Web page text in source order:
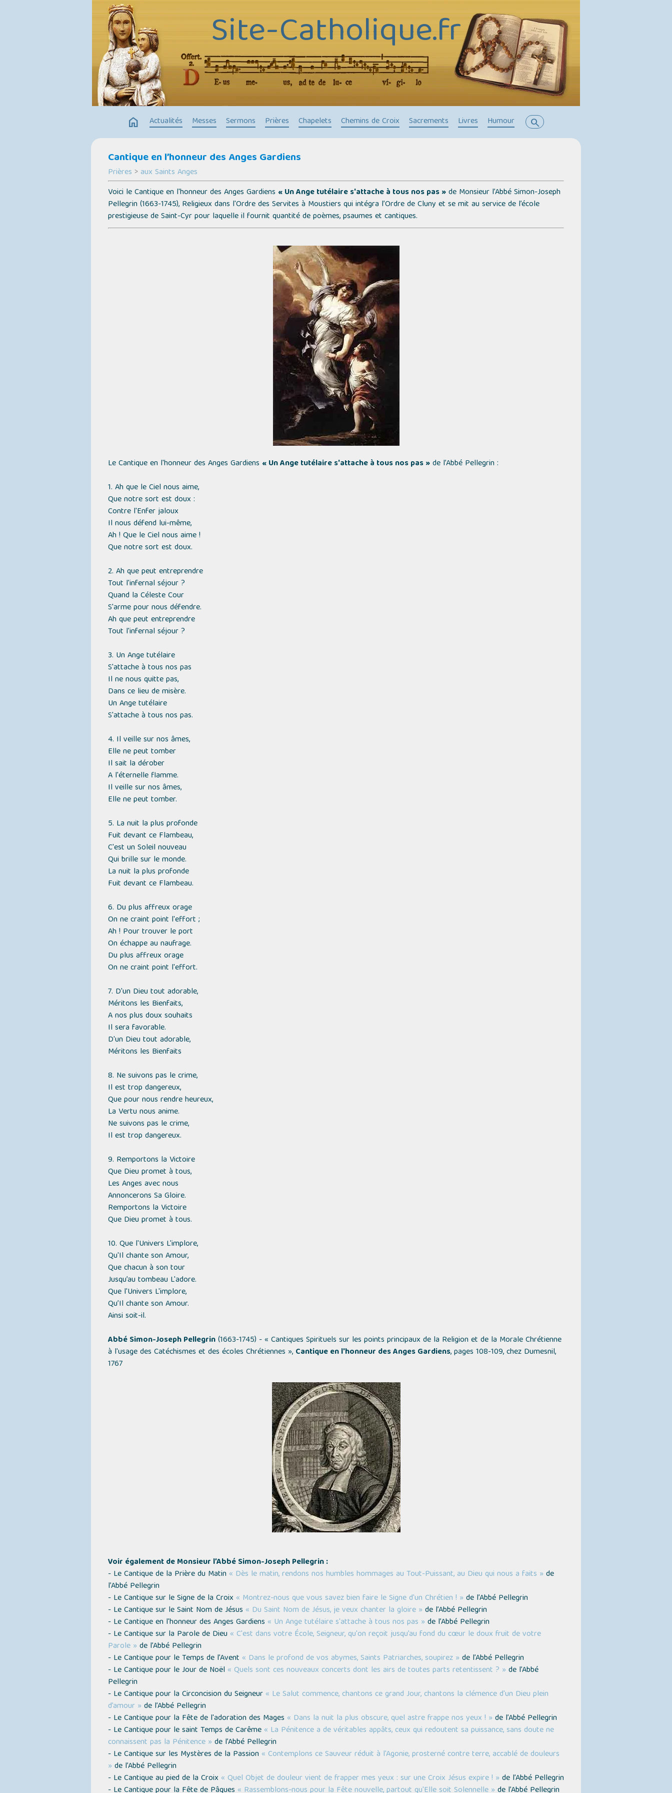
Site-Catholique.fr
home Actualités Messes Sermons Prières Chapelets Chemins de Croix Sacrements Livres Humour search
Cantique en l’honneur des Anges Gardiens
Prières > aux Saints Anges
Voici le Cantique en l'honneur des Anges Gardiens « Un Ange tutélaire s'attache à tous nos pas »de Monsieur l’Abbé Simon-Joseph
Pellegrin (1663-1745), Religieux dans l'Ordre des Servites à Moustiers qui intégra l’Ordre de Cluny et se mit au service de l’école
prestigieuse de Saint-Cyr pour laquelle il fournit quantité de poèmes, psaumes et cantiques.
Le Cantique en l'honneur des Anges Gardiens « Un Ange tutélaire s'attache à tous nos pas »de l’Abbé Pellegrin :
1. Ah que le Ciel nous aime,
Que notre sort est doux :
Contre l'Enfer jaloux
Il nous défend lui-même,
Ah ! Que le Ciel nous aime !
Que notre sort est doux.
2. Ah que peut entreprendre
Tout l'infernal séjour ?
Quand la Céleste Cour
S'arme pour nous défendre.
Ah que peut entreprendre
Tout l'infernal séjour ?
3. Un Ange tutélaire
S'attache à tous nos pas
Il ne nous quitte pas,
Dans ce lieu de misère.
Un Ange tutélaire
S'attache à tous nos pas.
4. Il veille sur nos âmes,
Elle ne peut tomber
Il sait la dérober
A l'éternelle flamme.
Il veille sur nos âmes,
Elle ne peut tomber.
5. La nuit la plus profonde
Fuit devant ce Flambeau,
C'est un Soleil nouveau
Qui brille sur le monde.
La nuit la plus profonde
Fuit devant ce Flambeau.
6. Du plus affreux orage
On ne craint point l'effort ;
Ah ! Pour trouver le port
On échappe au naufrage.
Du plus affreux orage
On ne craint point l'effort.
7. D'un Dieu tout adorable,
Méritons les Bienfaits,
A nos plus doux souhaits
Il sera favorable.
D'un Dieu tout adorable,
Méritons les Bienfaits
8. Ne suivons pas le crime,
Il est trop dangereux,
Que pour nous rendre heureux,
La Vertu nous anime.
Ne suivons pas le crime,
Il est trop dangereux.
9. Remportons la Victoire
Que Dieu promet à tous,
Les Anges avec nous
Annoncerons Sa Gloire.
Remportons la Victoire
Que Dieu promet à tous.
10. Que l'Univers L'implore,
Qu'Il chante son Amour,
Que chacun à son tour
Jusqu’au tombeau L'adore.
Que l'Univers L'implore,
Qu’Il chante son Amour.
Ainsi soit-il.
Abbé Simon-Joseph Pellegrin(1663-1745) -« Cantiques Spirituels sur les points principaux de la Religion et de la Morale Chrétienne
à l'usage des Catéchismes et des écoles Chrétiennes », Cantique en l'honneur des Anges Gardiens, pages 108-109, chez Dumesnil,
1767
Voir également de Monsieur l’Abbé Simon-Joseph Pellegrin :
- Le Cantique de la Prière du Matin « Dès le matin, rendons nos humbles hommages au Tout-Puissant, au Dieu qui nous a faits » de
l’Abbé Pellegrin
- Le Cantique sur le Signe de la Croix « Montrez-nous que vous savez bien faire le Signe d'un Chrétien ! » de l’Abbé Pellegrin
- Le Cantique sur le Saint Nom de Jésus « Du Saint Nom de Jésus, je veux chanter la gloire » de l’Abbé Pellegrin
- Le Cantique en l'honneur des Anges Gardiens « Un Ange tutélaire s'attache à tous nos pas » de l’Abbé Pellegrin
- Le Cantique sur la Parole de Dieu « C'est dans votre École, Seigneur, qu'on reçoit jusqu’au fond du cœur le doux fruit de votre
Parole » de l’Abbé Pellegrin
- Le Cantique pour le Temps de l’Avent « Dans le profond de vos abymes, Saints Patriarches, soupirez » de l’Abbé Pellegrin
- Le Cantique pour le Jour de Noël « Quels sont ces nouveaux concerts dont les airs de toutes parts retentissent ? » de l’Abbé
Pellegrin
- Le Cantique pour la Circoncision du Seigneur « Le Salut commence, chantons ce grand Jour, chantons la clémence d'un Dieu plein
d’amour » de l’Abbé Pellegrin
- Le Cantique pour la Fête de l'adoration des Mages « Dans la nuit la plus obscure, quel astre frappe nos yeux ! » de l’Abbé Pellegrin
- Le Cantique pour le saint Temps de Carême « La Pénitence a de véritables appâts, ceux qui redoutent sa puissance, sans doute ne
connaissent pas la Pénitence » de l’Abbé Pellegrin
- Le Cantique sur les Mystères de la Passion « Contemplons ce Sauveur réduit à l'Agonie, prosterné contre terre, accablé de douleurs
» de l’Abbé Pellegrin
- Le Cantique au pied de la Croix « Quel Objet de douleur vient de frapper mes yeux : sur une Croix Jésus expire ! » de l’Abbé Pellegrin